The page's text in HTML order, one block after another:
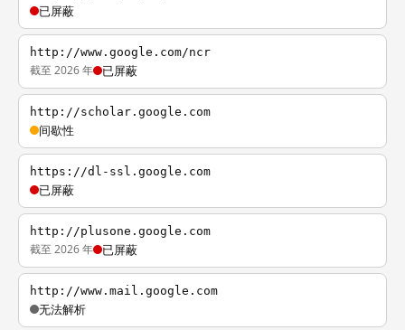
已屏蔽
http://www.google.com/ncr
截至 2026 年 已屏蔽
http://scholar.google.com
间歇性
https://dl-ssl.google.com
已屏蔽
http://plusone.google.com
截至 2026 年 已屏蔽
http://www.mail.google.com
无法解析